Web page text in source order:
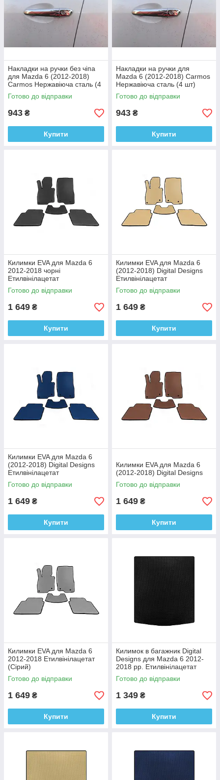
Накладки на ручки без чіпа
для Mazda 6 (2012-2018)
Carmos Нержавіюча сталь (4
шт)
Готово до відправки
943 ₴
Купити
Накладки на ручки для
Mazda 6 (2012-2018) Carmos
Нержавіюча сталь (4 шт)
Готово до відправки
943 ₴
Купити
Килимки EVA для Mazda 6
2012-2018 чорні
Етилвінілацетат
Готово до відправки
1 649 ₴
Купити
Килимки EVA для Mazda 6
(2012-2018) Digital Designs
Етилвінілацетат
Готово до відправки
1 649 ₴
Купити
Килимки EVA для Mazda 6
(2012-2018) Digital Designs
Етилвінілацетат
Готово до відправки
1 649 ₴
Купити
Килимки EVA для Mazda 6
(2012-2018) Digital Designs
Готово до відправки
1 649 ₴
Купити
Килимки EVA для Mazda 6
2012-2018 Етилвінілацетат
(Сірий)
Готово до відправки
1 649 ₴
Купити
Килимок в багажник Digital
Designs для Mazda 6 2012-
2018 рр. Етилвінілацетат
Готово до відправки
1 349 ₴
Купити